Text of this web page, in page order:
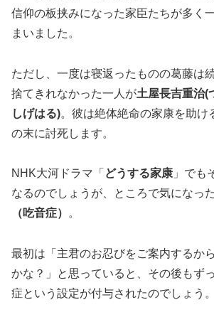
信仰の板挟みになった家臣たちが多く
まいました。
ただし、一度は寝返ったものの葛藤は
捨てきれなかった一人が土屋長吉重治(
しげはる)。彼は絶体絶命の家康を助け
の末に討死します。
NHK大河ドラマ「 どうする家康 」でも
なるのでしょうが、ところで気になっ
（吃音症）
。
最初は「主君のお忍びをご案内するか
かな？」と思っていると、その後もず
症という設定が付与されたのでしょう。